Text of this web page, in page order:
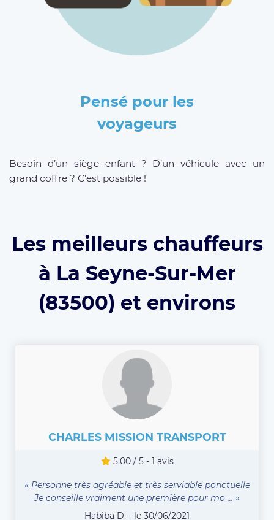
Pensé pour les
voyageurs
Besoin d’un siège enfant ? D’un véhicule avec un
grand coffre ? C’est possible !
Les meilleurs chauffeurs
à La Seyne-Sur-Mer
(83500) et environs
CHARLES MISSION TRANSPORT
5.00 / 5 - 1 avis
« Personne très agréable et très serviable ponctuelle
Je conseille vraiment une première pour mo ... »
Habiba D. - le 30/06/2021